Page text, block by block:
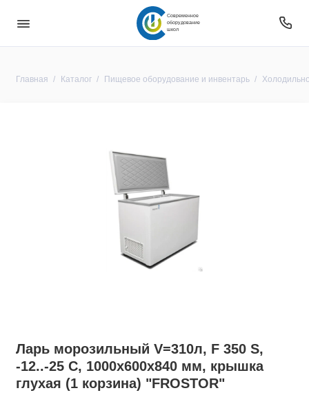
Современное
оборудование
школ
Главная Каталог Пищевое оборудование и инвентарь
Ларь морозильный V=310л, F 350 S,
-12..-25 С, 1000х600х840 мм, крышка
глухая (1 корзина) "FROSTOR"